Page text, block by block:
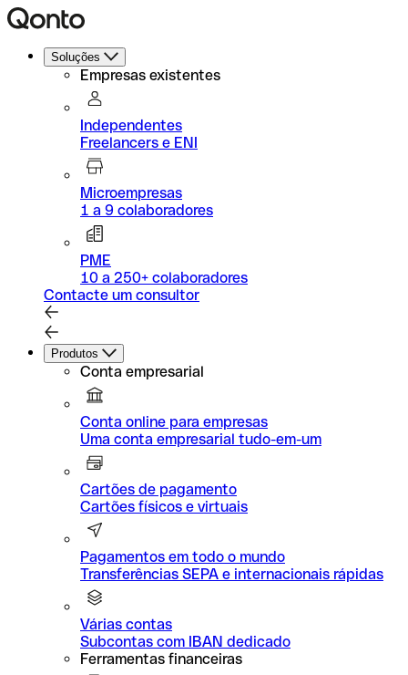
Soluções
Empresas existentes
Independentes
Freelancers e ENI
Microempresas
1 a 9 colaboradores
PME
10 a 250+ colaboradores
Contacte um consultor
Produtos
Conta empresarial
Conta online para empresas
Uma conta empresarial tudo-em-um
Cartões de pagamento
Cartões físicos e virtuais
Pagamentos em todo o mundo
Transferências SEPA e internacionais rápidas
Várias contas
Subcontas com IBAN dedicado
Ferramentas financeiras